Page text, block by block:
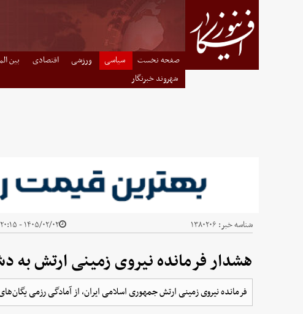
صفحه نخست سیاسی ورزشی اقتصادی بین
شهروند خبرنگار
شناسه خبر: ۱۳۸۰۲۰۶ ۱۴۰۵/۰۲/۰۲ - ۲۰:۱۵
هشدار فرمانده نیروی زمینی ارتش به
فرمانده نیروی زمینی ارتش جمهوری اسلامی ایران، از آمادگی رزمی